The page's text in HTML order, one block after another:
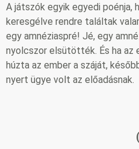
A játszók egyik egyedi poénja,
keresgélve rendre találtak
egy amnéziaspré! Jé, egy
nyolcszor elsütötték. És ha az
húzta az ember a száját,
nyert ügye volt az előadásnak.